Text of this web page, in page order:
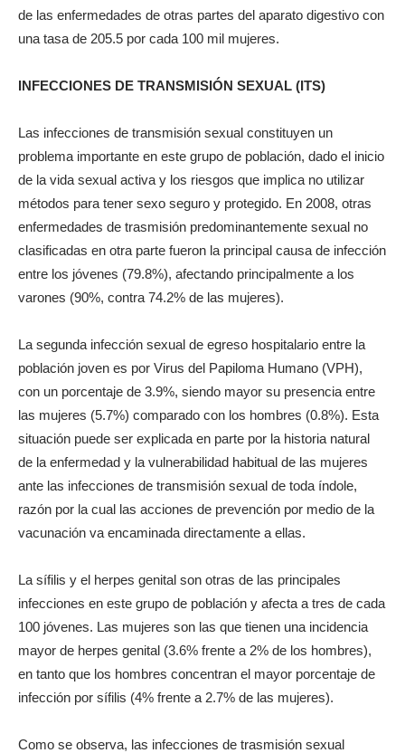
de las enfermedades de otras partes del aparato digestivo con
una tasa de 205.5 por cada 100 mil mujeres.
INFECCIONES DE TRANSMISIÓN SEXUAL (ITS)
Las infecciones de transmisión sexual constituyen un
problema importante en este grupo de población, dado el inicio
de la vida sexual activa y los riesgos que implica no utilizar
métodos para tener sexo seguro y protegido. En 2008, otras
enfermedades de trasmisión predominantemente sexual no
clasificadas en otra parte fueron la principal causa de infección
entre los jóvenes (79.8%), afectando principalmente a los
varones (90%, contra 74.2% de las mujeres).
La segunda infección sexual de egreso hospitalario entre la
población joven es por Virus del Papiloma Humano (VPH),
con un porcentaje de 3.9%, siendo mayor su presencia entre
las mujeres (5.7%) comparado con los hombres (0.8%). Esta
situación puede ser explicada en parte por la historia natural
de la enfermedad y la vulnerabilidad habitual de las mujeres
ante las infecciones de transmisión sexual de toda índole,
razón por la cual las acciones de prevención por medio de la
vacunación va encaminada directamente a ellas.
La sífilis y el herpes genital son otras de las principales
infecciones en este grupo de población y afecta a tres de cada
100 jóvenes. Las mujeres son las que tienen una incidencia
mayor de herpes genital (3.6% frente a 2% de los hombres),
en tanto que los hombres concentran el mayor porcentaje de
infección por sífilis (4% frente a 2.7% de las mujeres).
Como se observa, las infecciones de trasmisión sexual